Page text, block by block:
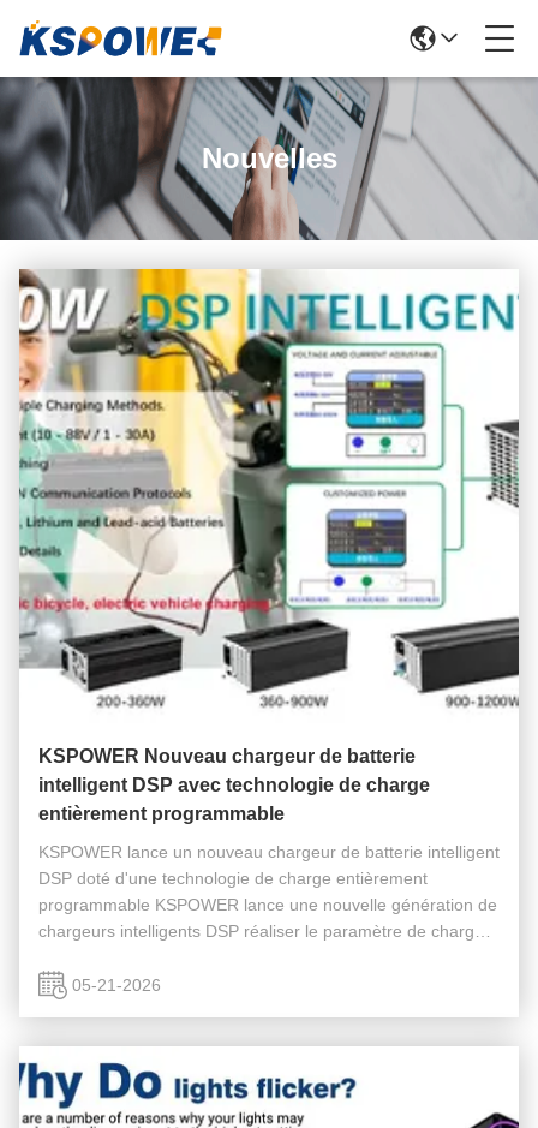
Nouvelles
KSPOWER Nouveau chargeur de batterie
intelligent DSP avec technologie de charge
entièrement programmable
KSPOWER lance un nouveau chargeur de batterie intelligent
DSP doté d'une technologie de charge entièrement
programmable KSPOWER lance une nouvelle génération de
chargeurs intelligents DSP réaliser le paramètre de charge
systèmes de batterie ...
05-21-2026